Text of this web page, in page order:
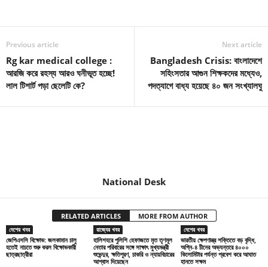
Previous article
Rg kar medical college :
আরজি করে রহস্য আরও ঘনীভূত হচ্ছে!
লাল টিশার্ট পড়া ছেলেটি কে?
Next article
Bangladesh Crisis: বাংলাদেশে
সহিংসতার আগুন শিক্ষকদের মধ্যেও,
পদত্যাগে বাধ্য হয়েছে ৪০ জন সংখ্যালঘু
National Desk
RELATED ARTICLES MORE FROM AUTHOR
দেশের খবর
জেপিএসসি বিক্ষোভ: জলকামান চালু
হতেই নাচতে শুরু করল বিক্ষোভকারী
ছাত্রছাত্রীরা
রাজ্যের খবর
হালিশহরে পুলিশি হেফাজতে মৃত তৃণমূল
নেতার পরিবারের সঙ্গে সাক্ষাৎ মুখ্যমন্ত্রী
শুভেন্দুর, ক্ষতিপূরণ, চাকরি ও ন্যায়বিচারের
আশ্বাস দিয়েছেন
দেশের খবর
ভারতীয় ক্ষেপণাস্ত্র শক্তিতে বড় বৃদ্ধি,
অগ্নি-৪ চীনের অভ্যন্তরে ৪০০০
কিলোমিটার পর্যন্ত প্রবেশ করে আঘাত
হানতে সক্ষম